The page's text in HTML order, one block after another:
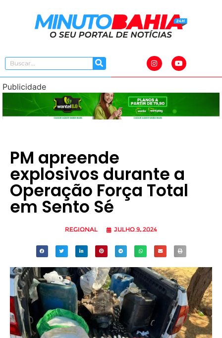
Publicidade
PM apreende
explosivos durante a
Operação Força Total
em Sento Sé
Regional julho 9, 2024